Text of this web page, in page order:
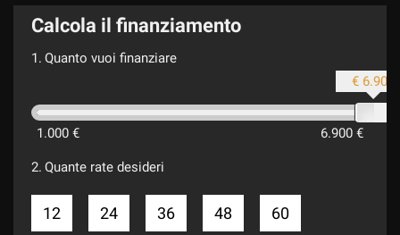
Calcola il finanziamento
1. Quanto vuoi finanziare
1.000 € 6.900 €
€ 6.900
2. Quante rate desideri
12 24 36 48 60